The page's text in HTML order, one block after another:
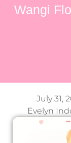
Wangi
July 31,
Evelyn